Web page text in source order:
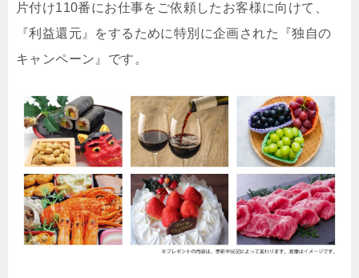
片付け110番にお仕事をご依頼したお客様に向けて、
『利益還元』をするために特別に企画された『独自の
キャンペーン』です。